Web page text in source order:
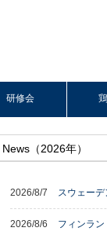
研修会
News（2026年）
2026/8/7 スウェー
2026/8/6 フィンラ